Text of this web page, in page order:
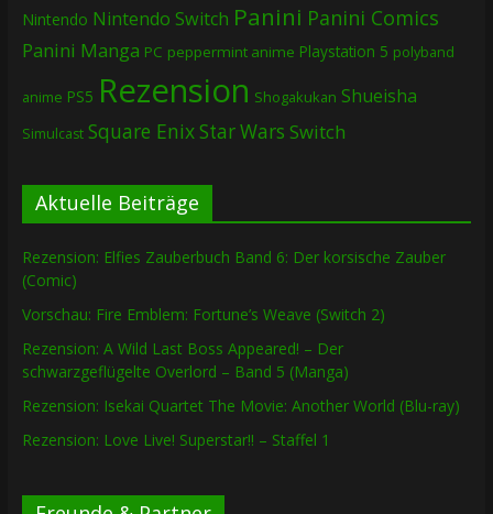
Nintendo Nintendo Switch Panini Panini Comics
Panini Manga PC peppermint anime Playstation 5 polyband
anime PS5 Rezension Shogakukan Shueisha
Simulcast Square EnixStar Wars Switch
Aktuelle Beiträge
Rezension: Elfies Zauberbuch Band 6: Der korsische Zauber
(Comic)
Vorschau: Fire Emblem: Fortune’s Weave (Switch 2)
Rezension: A Wild Last Boss Appeared! – Der
schwarzgeflügelte Overlord – Band 5 (Manga)
Rezension: Isekai Quartet The Movie: Another World (Blu-ray)
Rezension: Love Live! Superstar!! – Staffel 1